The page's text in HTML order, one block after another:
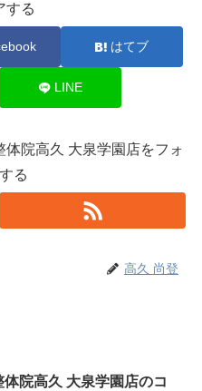
する
はてブ
LINE
院高久 大泉学園店をフォ
る
高久 尚登
体院高久 大泉学園店のコ